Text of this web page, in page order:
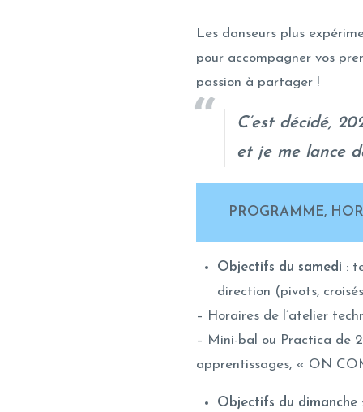
Les danseurs plus
pour accompagner vos
passion à partager !
C’est décidé,
et je me lance
PROGRAMME,
Objectifs du samedi :
direction (pivots,
– Horaires de l’atelier
– Mini-bal ou Practica de
apprentissages, « ON
Objectifs du dimanche